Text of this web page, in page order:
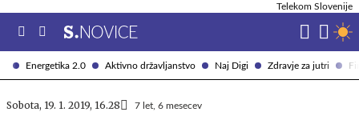
Energetika 2.0 Aktivno državljanstvo Naj Digi Zdravje za jutri
Telekom Slovenije
Sobota, 19. 1. 2019, 16.28 7 let, 6 mesecev